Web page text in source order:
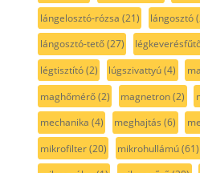
lángelosztó-rózsa (21) lángosztó
lángosztó-tető(27)
légtisztító(2) lúgszivattyú(4)
maghőmérő(2) magnetron(2)
mechanika (4) meghajtás (6)
mikrofilter(20) mikrohullámú(61)